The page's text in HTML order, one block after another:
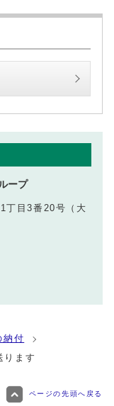
ープ
目3番20号（大
納付
ります
ページの先頭へ戻る